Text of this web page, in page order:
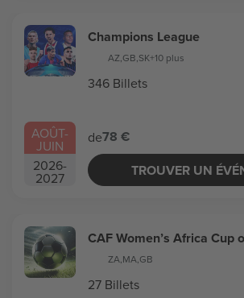
AOÛT-
JUIN
2026-
2027
Champions League
AZ,GB,SK+10 plus
346 Billets
de78 €
TROUVER UN
CAF Women’s Africa Cup
ZA,MA,GB
27 Billets